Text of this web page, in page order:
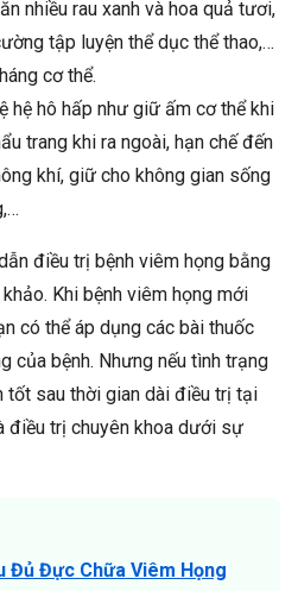
nhiều rau xanh và hoa quả tươi,
tập luyện thể dục thể thao,…
cơ thể.
hệ hô hấp như giữ ấm cơ thể khi
trang khi ra ngoài, hạn chế đến
khí, giữ cho không gian sống
điều trị bệnh viêm họng bằng
Khi bệnh viêm họng mới
có thể áp dụng các bài thuốc
của bệnh. Nhưng nếu tình trạng
tốt sau thời gian dài điều trị tại
điều trị chuyên khoa dưới sự
Đủ Đực Chữa Viêm Họng